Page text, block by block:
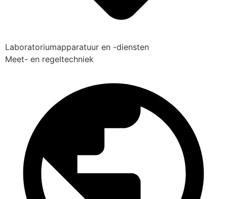
Laboratoriumapparatuur en -diensten
Meet- en regeltechniek